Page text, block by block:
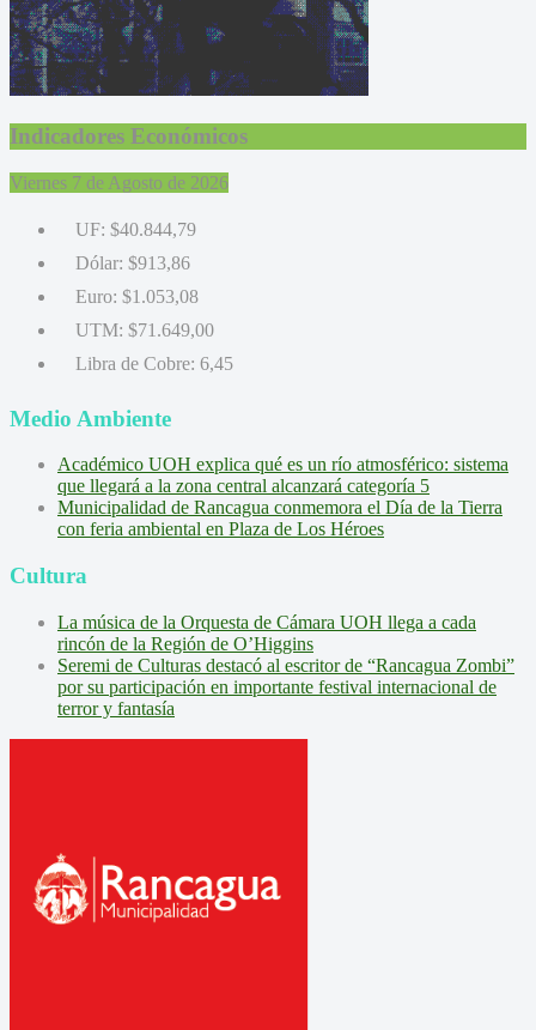
Indicadores Económicos
Viernes 7 de Agosto de 2026
UF: $40.844,79
Dólar: $913,86
Euro: $1.053,08
UTM: $71.649,00
Libra de Cobre: 6,45
Medio Ambiente
Académico UOH explica qué es un río atmosférico: sistema
que llegará a la zona central alcanzará categoría 5
Municipalidad de Rancagua conmemora el Día de la Tierra
con feria ambiental en Plaza de Los Héroes
Cultura
La música de la Orquesta de Cámara UOH llega a cada
rincón de la Región de O’Higgins
Seremi de Culturas destacó al escritor de “Rancagua Zombi”
por su participación en importante festival internacional de
terror y fantasía